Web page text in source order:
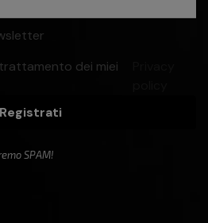
dei miei
Registrati
SPAM!